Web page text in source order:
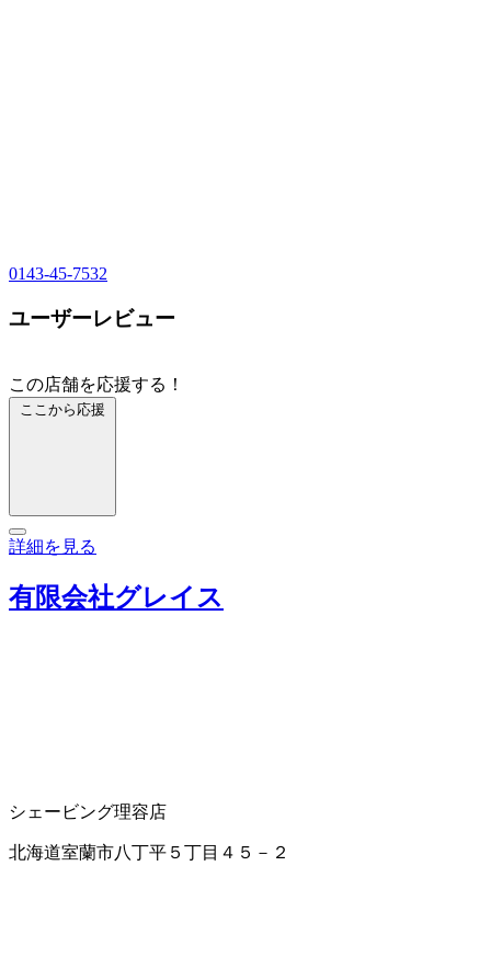
0143-45-7532
ユーザーレビュー
この店舗を応援する！
ここから応援
詳細を見る
有限会社グレイス
シェービング理容店
北海道室蘭市八丁平５丁目４５－２